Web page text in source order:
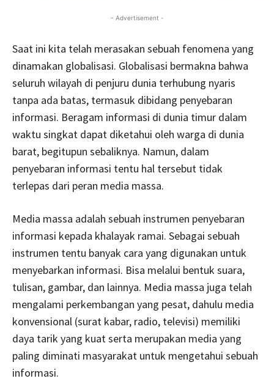
- Advertisement -
Saat ini kita telah merasakan sebuah fenomena yang
dinamakan globalisasi. Globalisasi bermakna bahwa
seluruh wilayah di penjuru dunia terhubung nyaris
tanpa ada batas, termasuk dibidang penyebaran
informasi. Beragam informasi di dunia timur dalam
waktu singkat dapat diketahui oleh warga di dunia
barat, begitupun sebaliknya. Namun, dalam
penyebaran informasi tentu hal tersebut tidak
terlepas dari peran media massa.
Media massa adalah sebuah instrumen penyebaran
informasi kepada khalayak ramai. Sebagai sebuah
instrumen tentu banyak cara yang digunakan untuk
menyebarkan informasi. Bisa melalui bentuk suara,
tulisan, gambar, dan lainnya. Media massa juga telah
mengalami perkembangan yang pesat, dahulu media
konvensional (surat kabar, radio, televisi) memiliki
daya tarik yang kuat serta merupakan media yang
paling diminati masyarakat untuk mengetahui sebuah
informasi.